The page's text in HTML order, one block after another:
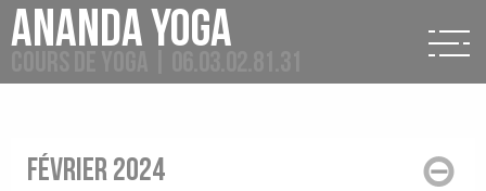
Ananda Yoga
février 2024